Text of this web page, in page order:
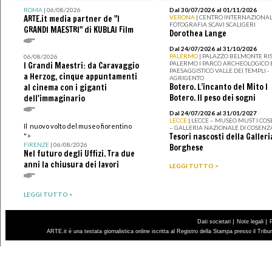
ROMA| 06/08/2026
ARTE.it media partner de "I
GRANDI MAESTRI" di KUBLAI Film
06/08/2026
I Grandi Maestri: da Caravaggio
a Herzog, cinque appuntamenti
al cinema con i giganti
dell'immaginario
Il nuovo volto del museo fiorentino
">
FIRENZE| 06/08/2026
Nel futuro degli Uffizi. Tra due
anni la chiusura dei lavori
LEGGI TUTTO >
Dal 30/07/2026 al 01/11/2026
VERONA | CENTRO
FOTOGRAFIA SCAVI SCALIGERI
Dorothea Lange
Dal 24/07/2026 al 31/10/2026
PALERMO | PALAZZO BELMONTE
PALERMO I PARCO ARCHEOLOGICO
PAESAGGISTICO VALLE DEI TEMPLI -
AGRIGENTO
Botero. L’incanto del Mito I
Botero. Il peso dei sogni
Dal 24/07/2026 al 31/01/2027
LECCE | LECCE – MUSEO MUST I
– GALLERIA NAZIONALE DI
Tesori nascosti della
Borghese
LEGGI TUTTO >
Dati societari | Note legali |
ARTE.it è una testata giornalistica online iscritta al Registro della Stampa presso il